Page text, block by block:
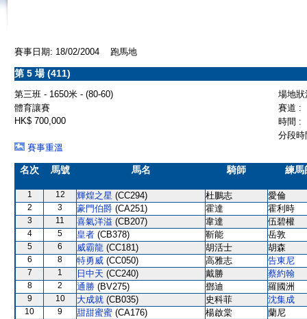
賽事日期: 18/02/2004 跑馬地
第 5 場 (411)
第三班 - 1650米 - (80-60)
場地
體育讓賽
賽道 :
HK$ 700,000
時間 :
分段
賽事重溫
名次 馬號 馬名 騎師 練馬
1 12 輝煌之星 (CC294) 杜鵬志 愛倫
2 3 豪門伯爵 (CA251) 霍達 霍利時
3 11 喜氣洋溢 (CB207) 韋達 伍碧權
4 5 皇者 (CB378) 靳能 岳敦
5 6 威霸龍 (CC181) 胡活士 胡森
6 8 特勇威 (CC050) 高雅志 告東尼
7 1 日中天 (CC240) 戴勝 蔡約翰
8 2 通勝 (BV275) 鄧迪 羅國洲
9 10 大成就 (CB035) 史科菲 沈集成
10 9 甜甜蜜蜜 (CA176) 楊啟棠 蘭尼